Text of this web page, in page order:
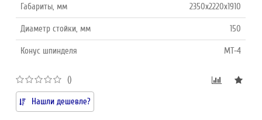
Габариты, мм 2350х2220х1910
Диаметр стойки, мм 150
Конус шпинделя MT-4
()
Нашли дешевле?